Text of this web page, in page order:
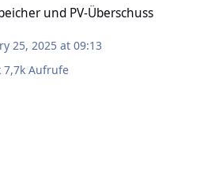
und PV-Überschuss
25, 2025 at 09:13
7,7k Aufrufe